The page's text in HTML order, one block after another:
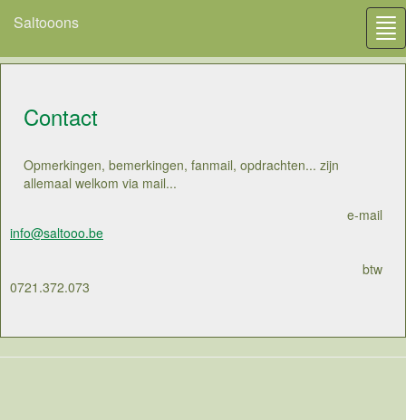
Saltooons
Contact
Opmerkingen, bemerkingen, fanmail, opdrachten... zijn
allemaal welkom via mail...
e-mail
info@saltooo.be
btw
0721.372.073